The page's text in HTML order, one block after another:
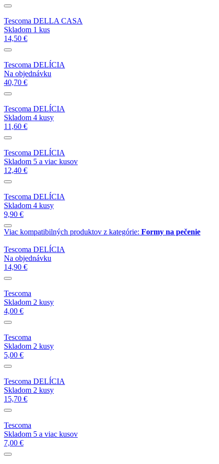
Tescoma DELLA CASA
Skladom 1 kus
14,50 €
Tescoma DELÍCIA
Na objednávku
40,70 €
Tescoma DELÍCIA
Skladom 4 kusy
11,60 €
Tescoma DELÍCIA
Skladom 5 a viac kusov
12,40 €
Tescoma DELÍCIA
Skladom 4 kusy
9,90 €
Viac kompatibilných produktov z kategórie: Formy na pečenie
Tescoma DELÍCIA
Na objednávku
14,90 €
Tescoma
Skladom 2 kusy
4,00 €
Tescoma
Skladom 2 kusy
5,00 €
Tescoma DELÍCIA
Skladom 2 kusy
15,70 €
Tescoma
Skladom 5 a viac kusov
7,00 €